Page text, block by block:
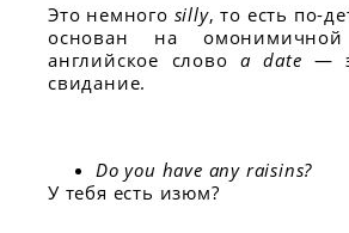
Это немного silly, то есть по-
основан на
английское словоa date—
свидание.
Do you have any raisins?
У тебя есть изюм?